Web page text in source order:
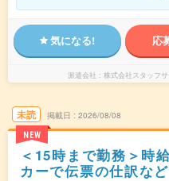
気になる! 応
派遣会社 株式会社スタッフ
未読
NEW
掲載日 2026/08/08
＜15時まで勤務＞時
カーで伝票の仕訳など